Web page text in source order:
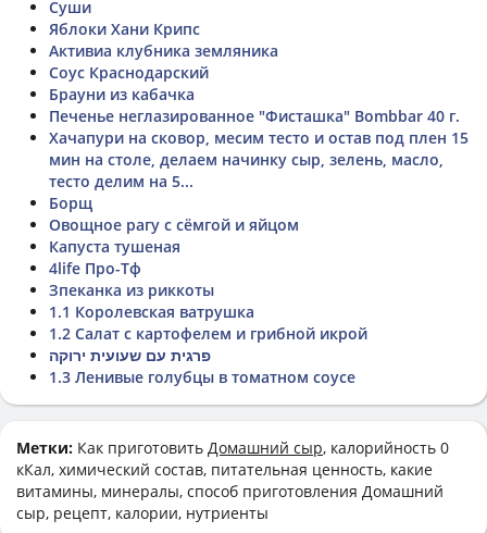
Суши
Яблоки Хани Крипс
Активиа клубника земляника
Соус Краснодарский
Брауни из кабачка
Печенье неглазированное "Фисташка" Bombbar 40 г.
Хачапури на сковор, месим тесто и остав под плен 15
мин на столе, делаем начинку сыр, зелень, масло,
тесто делим на 5...
Борщ
Овощное рагу с сёмгой и яйцом
Капуста тушеная
4life Про-Тф
Зпеканка из риккоты
1.1 Королевская ватрушка
1.2 Салат с картофелем и грибной икрой
פרגית עם שעועית ירוקה
1.3 Ленивые голубцы в томатном соусе
Метки: Как приготовить Домашний сыр, калорийность 0
кКал, химический состав, питательная ценность, какие
витамины, минералы, способ приготовления Домашний
сыр, рецепт, калории, нутриенты